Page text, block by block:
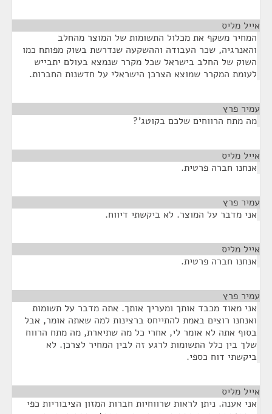
אייל מליס
המחיר משקף את מכלול התשומות של המוצר מהחלב
והאנרגיה, שכר העבודה וההשקעה שנדרשת בשוק מפותח כמו
השוק של החלב בישראל שכל מקרר שנמצא בעולם יתבייש
לעומת המקרר שמוצא הצרכן הישראלי על חדשנות החברות.
עמיר פרץ
מה מתח הרווחים שלכם בקוטג'?
אייל מליס
אנחנו חברה פרטית.
עמיר פרץ
אני מדבר על המוצר. לא ביקשתי דיווח.
אייל מליס
אנחנו חברה פרטית.
עמיר פרץ
אני מאוד מכבד אותך ומעריך אותך. אתה מדבר על תשומות
ואנחנו רוצים באמת להתייחס ברצינות למה שאתה אומר, אבל
בסוף אתה לא אומר לי, אחרי כל מה שתיארת, מה מתח הרווח
שלך בין כלל התשומות לרגע זה לבין המחיר לצרכן. לא
ביקשתי דוח כספי.
אייל מליס
אני אענה. ניתן לראות שרווחיות חברות המזון הציבוריות כפי